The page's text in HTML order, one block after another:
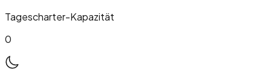
Tagescharter-Kapazität
0